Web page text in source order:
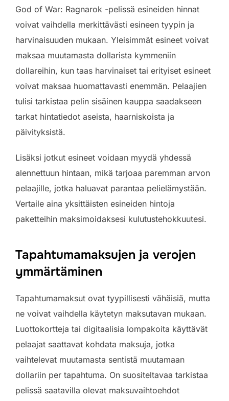
God of War: Ragnarok -pelissä esineiden hinnat
voivat vaihdella merkittävästi esineen tyypin ja
harvinaisuuden mukaan. Yleisimmät esineet voivat
maksaa muutamasta dollarista kymmeniin
dollareihin, kun taas harvinaiset tai erityiset esineet
voivat maksaa huomattavasti enemmän. Pelaajien
tulisi tarkistaa pelin sisäinen kauppa saadakseen
tarkat hintatiedot aseista, haarniskoista ja
päivityksistä.
Lisäksi jotkut esineet voidaan myydä yhdessä
alennettuun hintaan, mikä tarjoaa paremman arvon
pelaajille, jotka haluavat parantaa pelielämystään.
Vertaile aina yksittäisten esineiden hintoja
paketteihin maksimoidaksesi kulutustehokkuutesi.
Tapahtumamaksujen ja verojen
ymmärtäminen
Tapahtumamaksut ovat tyypillisesti vähäisiä, mutta
ne voivat vaihdella käytetyn maksutavan mukaan.
Luottokortteja tai digitaalisia lompakoita käyttävät
pelaajat saattavat kohdata maksuja, jotka
vaihtelevat muutamasta sentistä muutamaan
dollariin per tapahtuma. On suositeltavaa tarkistaa
pelissä saatavilla olevat maksuvaihtoehdot